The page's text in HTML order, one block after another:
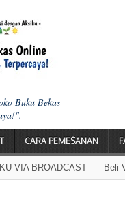
Buku Bekas
CARA PEMESANAN
VIA BROADCAST Beli